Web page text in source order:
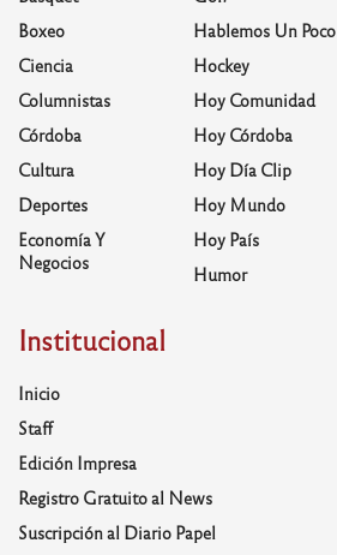
Boxeo
Ciencia
Columnistas
Córdoba
Cultura
Deportes
Economía Y
Negocios
Hablemos Un Poco
Hockey
Hoy Comunidad
Hoy Córdoba
Hoy Día Clip
Hoy Mundo
Hoy País
Humor
Institucional
Inicio
Staff
Edición Impresa
Registro Gratuito al News
Suscripción al Diario Papel